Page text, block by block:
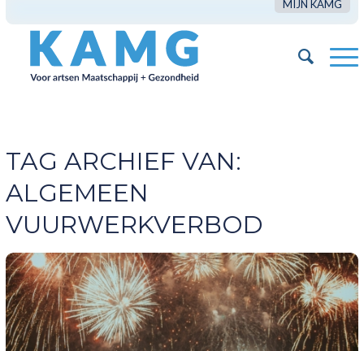
MIJN KAMG
TAG ARCHIEF VAN:
ALGEMEEN
VUURWERKVERBOD